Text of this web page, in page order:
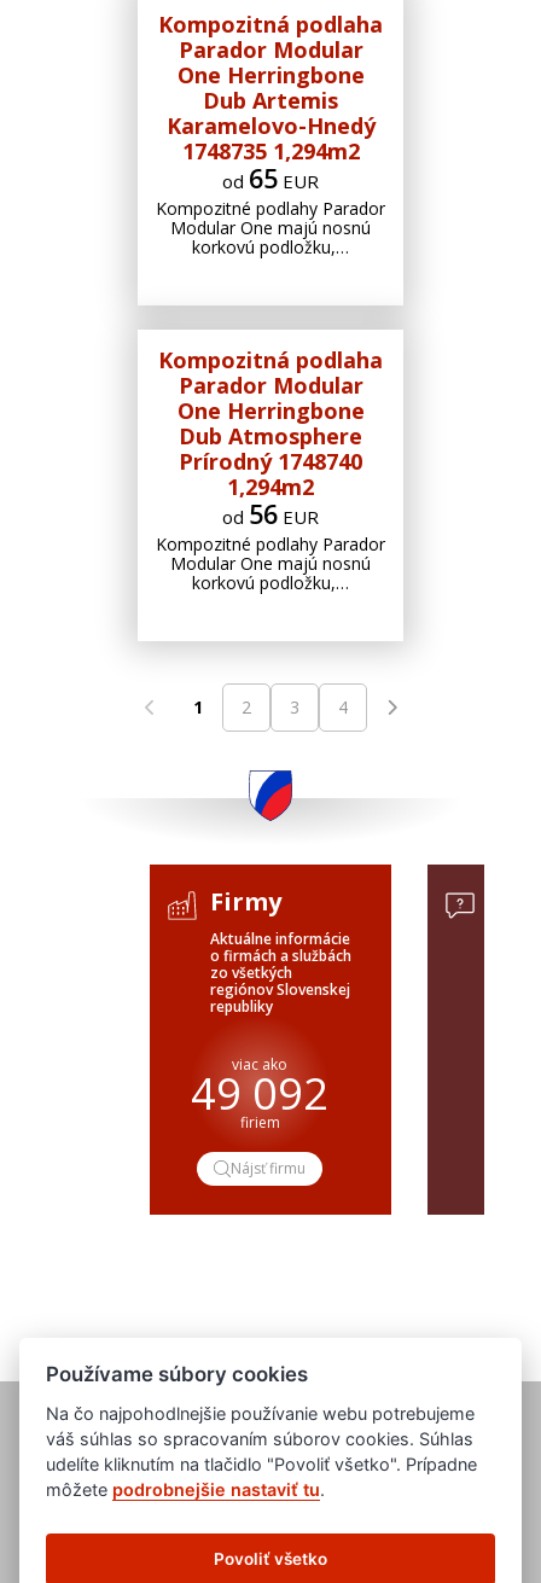
Kompozitná podlaha
Parador Modular
One Herringbone
Dub Artemis
Karamelovo-Hnedý
1748735 1,294m2
od 65 EUR
Kompozitné podlahy Parador
Modular One majú nosnú
korkovú podložku,…
Kompozitná podlaha
Parador Modular
One Herringbone
Dub Atmosphere
Prírodný 1748740
1,294m2
od 56 EUR
Kompozitné podlahy Parador
Modular One majú nosnú
korkovú podložku,…
1 2 3 4
Firmy
Aktuálne informácie
o firmách a službách
zo všetkých
regiónov Slovenskej
republiky
viac ako
49 092
firiem
Nájsť firmu
www.edb.cz
www.edb.eu
Používame súbory cookies
Na čo najpohodlnejšie používanie webu potrebujeme
váš súhlas so spracovaním súborov cookies. Súhlas
udelíte kliknutím na tlačidlo "Povoliť všetko". Prípadne
môžete podrobnejšie nastaviť tu.
Povoliť všetko